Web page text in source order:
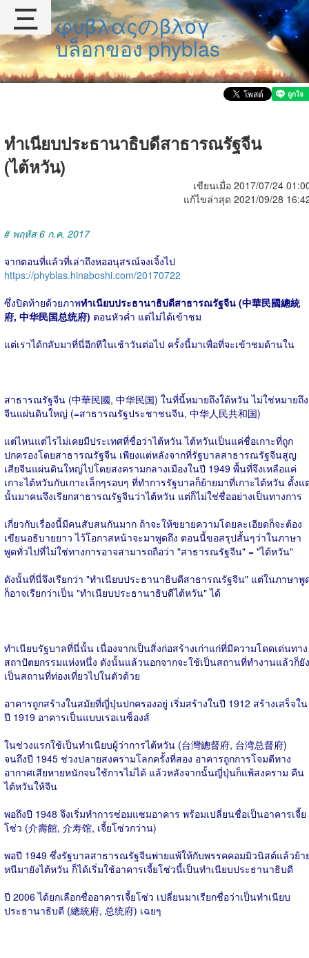
φυβλαςのβλογ
บล็อกของ phyblas
ทำเนียบประธานาธิบดีสาธารณรัฐจีน
(ไต้หวัน)
เขียนเมื่อ 2017/07/24
แก้ไขล่าสุด 2021/09/28
# พฤหัส 6 ก.ค. 2017
จากตอนที่แล้วที่เล่าถึงหออนุสรณ์จงเจิ้งไป
https://phyblas.hinaboshi.com/20170722
ซึ่งปิดท้ายด้วยภาพทำเนียบประธานาธิบดีสาธารณรัฐจีน (中華民國總統
府, 中华民国总统府) ตอนหัวค่ำ แต่ไม่ได้เข้าชม
แต่เราได้กลับมาที่นี่อีกทีในเช้าวันต่อไป ครั้งนี้มาเพื่อที่จะเข้าชมด้านใน
สาธารณรัฐจีน (中華民國, 中华民国) ในที่นี้หมายถึงใต้หวัน ไม่ใช่หมายถึง
จีนแผ่นดินใหญ่ (=สาธารณรัฐประชาชนจีน, 中华人民共和国)
แต่ไหนแต่ไรไม่เคยมีประเทศที่ชื่อว่าไต้หวัน ไต้หวันเป็นแค่ชื่อเกาะที่ถูก
ปกครองโดยสาธารณรัฐจีน เพียงแต่หลังจากที่รัฐบาลสาธารณรัฐจีนสูญ
เสียจีนแผ่นดินใหญ่ไปโดยสงครามกลางเมืองในปี 1949 พื้นที่จึงเหลือแค่
เกาะไต้หวันกับเกาะเล็กๆรอบๆ ที่ทำการรัฐบาลก็ย้ายมาที่เกาะไต้หวัน ตั้งแ
นั้นมาคนจึงเรียกสาธารณรัฐจีนว่าไต้หวัน แต่ก็ไม่ใช่ชื่ออย่างเป็นทางการ
เกี่ยวกับเรื่องนี้มีคนสับสนกันมาก ถ้าจะให้ขยายความโดยละเอียดก็จะต้อง
เขียนอธิบายยาว ไว้โอกาสหน้าจะมาพูดถึง ตอนนี้ขอสรุปสั้นๆว่าในภาษา
พูดทั่วไปที่ไม่ใช่ทางการอาจสามารถถือว่า "สาธารณรัฐจีน" = "ไต้หวัน"
ดังนั้นที่นี่จึงเรียกว่า "ทำเนียบประธานาธิบดีสาธารณรัฐจีน" แต่ในภาษาพู
ก็อาจเรียกว่าเป็น "ทำเนียบประธานาธิบดีไต้หวัน" ได้
ทำเนียบรัฐบาลที่นี่นั้น เนื่องจากเป็นสิ่งก่อสร้างเก่าแก่ที่มีความโดดเด่นทาง
สถาปัตยกรรมแห่งหนึ่ง ดังนั้นแล้วนอกจากจะใช้เป็นสถานที่ทำงานแล้วก็ยัง
เป็นสถานที่ท่องเที่ยวไปในตัวด้วย
อาคารถูกสร้างในสมัยที่ญี่ปุ่นปกครองอยู่ เริ่มสร้างในปี 1912 สร้างเสร็จใน
ปี 1919 อาคารเป็นแบบเรอเนซ็องส์
ในช่วงแรกใช้เป็นทำเนียบผู้ว่าการไต้หวัน (台灣總督府, 台湾总督府)
จนถึงปี 1945 ช่วงปลายสงครามโลกครั้งที่สอง อาคารถูกการโจมตีทาง
อากาศเสียหายหนักจนใช้การไม่ได้ แล้วหลังจากนั้นญี่ปุ่นก็แพ้สงคราม คืน
ไต้หวันให้จีน
พอถึงปี 1948 จึงเริ่มทำการซ่อมแซมอาคาร พร้อมเปลี่ยนชื่อเป็นอาคารเจี้ย
โซ่ว (介壽館, 介寿馆, เจี้ยโซ่วกว่าน)
พอปี 1949 ซึ่งรัฐบาลสาธารณรัฐจีนพ่ายแพ้ให้กับพรรคคอมมิวนิสต์แล้วย้า
หนีมายังไต้หวัน ก็ได้เริ่มใช้อาคารเจี้ยโซ่วนี้เป็นทำเนียบประธานาธิบดี
ปี 2006 ได้ยกเลือกชื่ออาคารเจี้ยโซ่ว เปลี่ยนมาเรียกชื่อว่าเป็นทำเนียบ
ประธานาธิบดี (總統府, 总统府) เฉยๆ
三